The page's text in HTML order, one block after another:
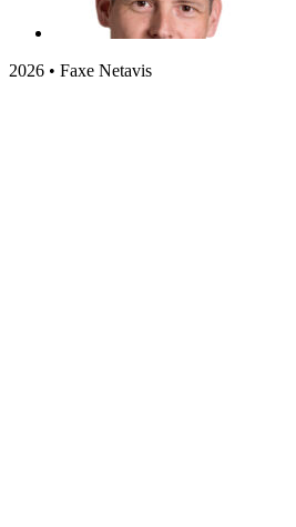
2026 • Faxe Netavis